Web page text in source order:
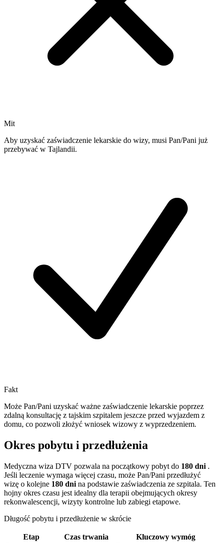
Mit
Aby uzyskać zaświadczenie lekarskie do wizy, musi Pan/Pani już
przebywać w Tajlandii.
Fakt
Może Pan/Pani uzyskać ważne zaświadczenie lekarskie poprzez
zdalną konsultację z tajskim szpitalem jeszcze przed wyjazdem z
domu, co pozwoli złożyć wniosek wizowy z wyprzedzeniem.
Okres pobytu i przedłużenia
Medyczna wiza DTV pozwala na początkowy pobyt do 180 dni .
Jeśli leczenie wymaga więcej czasu, może Pan/Pani przedłużyć
wizę o kolejne 180 dni na podstawie zaświadczenia ze szpitala. Ten
hojny okres czasu jest idealny dla terapii obejmujących okresy
rekonwalescencji, wizyty kontrolne lub zabiegi etapowe.
Długość pobytu i przedłużenie w skrócie
Etap Czas trwania
Kluczowy wymóg